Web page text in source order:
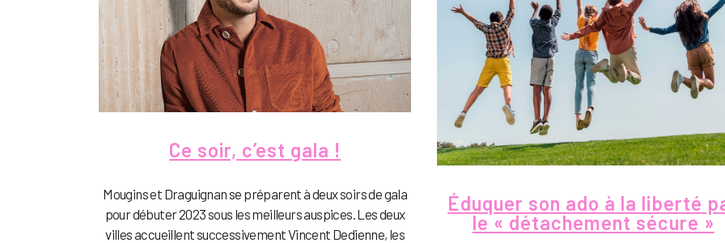
Ce soir, c’est gala !
Mougins et Draguignan se préparent à deux soirs de gala
pour débuter 2023 sous les meilleurs auspices. Les deux
villes accueillent successivement Vincent Dedienne, les
Éduquer son ado à la liberté
le « détachement sécure »